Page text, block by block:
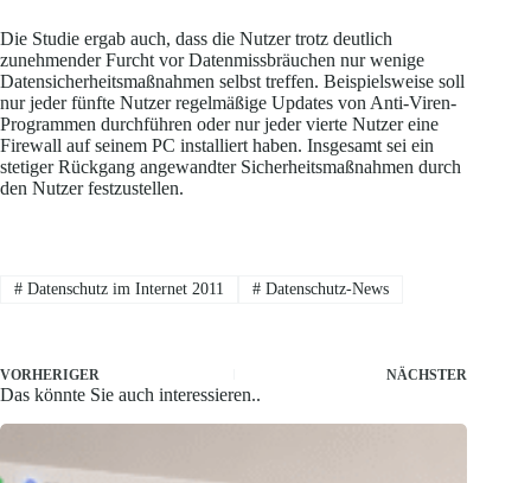
Die Studie ergab auch, dass die Nutzer trotz deutlich
zunehmender Furcht vor Datenmissbräuchen nur wenige
Datensicherheitsmaßnahmen selbst treffen. Beispielsweise soll
nur jeder fünfte Nutzer regelmäßige Updates von Anti-Viren-
Programmen durchführen oder nur jeder vierte Nutzer eine
Firewall auf seinem PC installiert haben. Insgesamt sei ein
stetiger Rückgang angewandter Sicherheitsmaßnahmen durch
den Nutzer festzustellen.
#Datenschutz im Internet 2011 #Datenschutz-News
VORHERIGER NÄCHSTER
Das könnte Sie auch interessieren..